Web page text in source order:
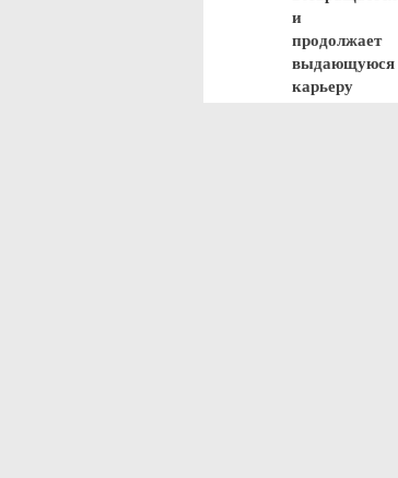
и
продолжает
выдающуюся
карьеру